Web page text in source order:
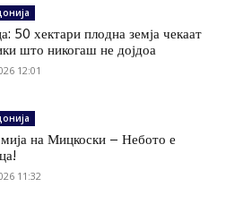
50 хектари плодна земја чекаат
што никогаш не дојдоа
12:01
на Мицкоски – Небото е
11:32